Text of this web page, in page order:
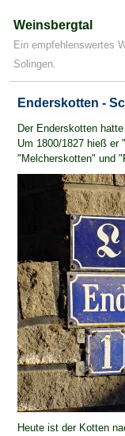
Weinsbergtal
Ein empfehlenswertes
Solingen.
Enderskotten -
Der Enderskotten
Um 1800/1827 hieß er
"Melcherskotten" und
Heute ist der Kotten